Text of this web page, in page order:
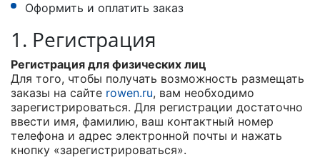
Оформить и оплатить заказ
1. Регистрация
Регистрация для физических лиц
Для того, чтобы получать возможность размещать
заказы на сайте rowen.ru, вам необходимо
зарегистрироваться. Для регистрации достаточно
ввести имя, фамилию, ваш контактный номер
телефона и адрес электронной почты и нажать
кнопку «зарегистрироваться».